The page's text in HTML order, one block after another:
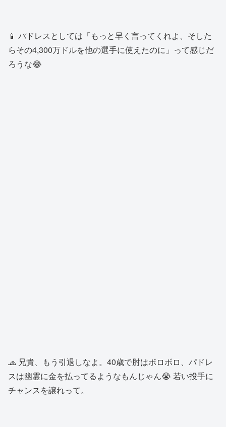
📱 パドレスとしては「もっと早く言ってくれよ、そした
らその4,300万ドルを他の選手に使えたのに」って感じだ
ろうな😂
🧢 兄貴、もう引退しなよ。40歳で肘はボロボロ、パドレ
スは幽霊に金を払ってるようなもんじゃん😭 若い投手に
チャンスを譲れって。